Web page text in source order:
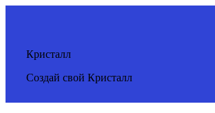
Кристалл
Создай свой Кристалл